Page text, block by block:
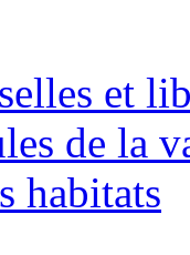
et
de la
habitats